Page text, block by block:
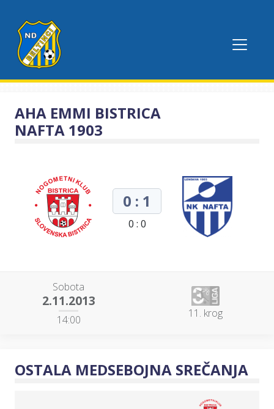
AHA EMMI BISTRICA
NAFTA 1903
0 : 1
0 : 0
Sobota
2.11.2013
14:00 11. krog
OSTALA MEDSEBOJNA SREČANJA